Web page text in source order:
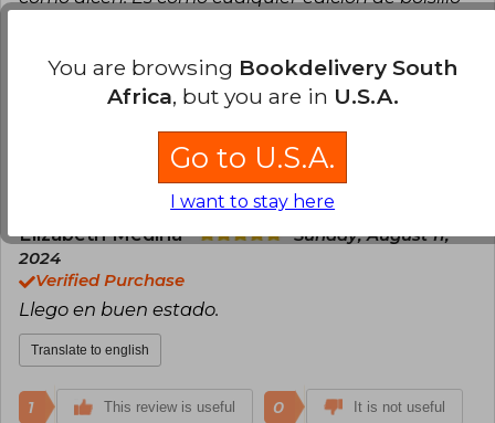
de los libros.
This review is useful 1
Elizabeth Medina
Sunday, August 11,
2024
Verified Purchase
Llego en buen estado.
Translate to english
1 This review is useful 0 It is not useful
You are browsing Bookdelivery South
Africa, but you are in U.S.A.
Go to U.S.A.
I want to stay here